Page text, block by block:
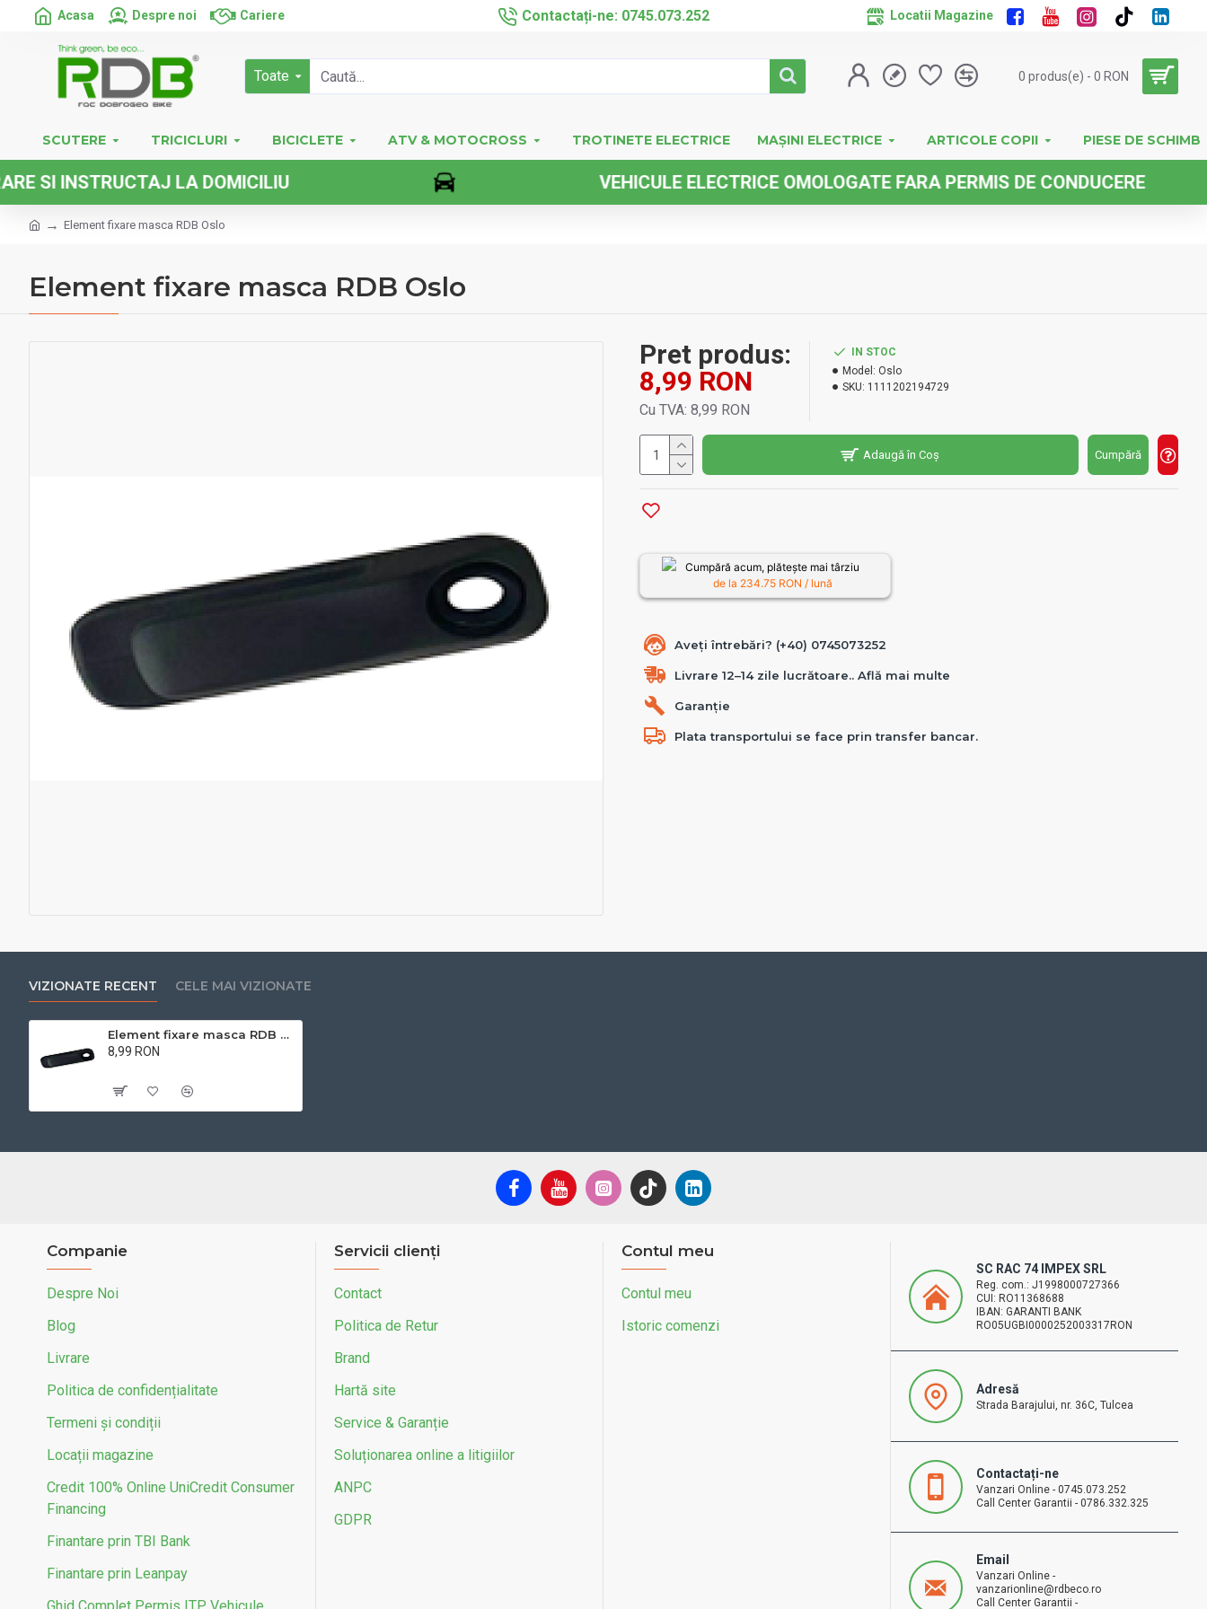
Acasa Despre noi Cariere Contactați-ne: 0745.073.252 Locatii Magazine
Toate 0 produs(e) - 0 RON
SCUTERE TRICICLURI BICICLETE ATV & MOTOCROSS TROTINETE ELECTRICE MAȘINI ELECTRICE ARTICOLE COPII PIESE DE SCHIMB
LA DOMICILIU VEHICULE ELECTRICE OMOLOGATE FARA PERMIS DE CONDUCERE
Element fixare masca RDB Oslo
Element fixare masca RDB Oslo
Pret produs:
8,99 RON
Cu TVA: 8,99 RON
IN STOC
Model: Oslo
SKU: 1111202194729
Adaugă în Coș Cumpără
Cumpără acum, plătește mai târziu
de la 234.75RON / lună
Aveți întrebări? (+40) 0745073252
Livrare 12–14 zile lucrătoare.. Află mai multe
Garanție
Plata transportului se face prin transfer bancar.
VIZIONATE RECENT CELE MAI VIZIONATE
Element fixare masca RDB Oslo
8,99 RON
Companie
Despre Noi
Blog
Livrare
Politica de confidențialitate
Termeni și condiții
Locații magazine
Credit 100% Online UniCredit Consumer
Financing
Finantare prin TBI Bank
Finantare prin Leanpay
Servicii clienți
Contact
Politica de Retur
Brand
Hartă site
Service & Garanție
Soluționarea online a litigiilor
ANPC
GDPR
Contul meu
Contul meu
Istoric comenzi
SC RAC 74 IMPEX SRL
Reg. com.: J1998000727366
CUI: RO11368688
IBAN: GARANTI BANK
RO05UGBI0000252003317RON
Adresă
Strada Barajului, nr. 36C, Tulcea
Contactați-ne
Vanzari Online - 0745.073.252
Call Center Garantii - 0786.332.325
Email
Vanzari Online -
vanzarionline@rdbeco.ro
Call Center Garantii -